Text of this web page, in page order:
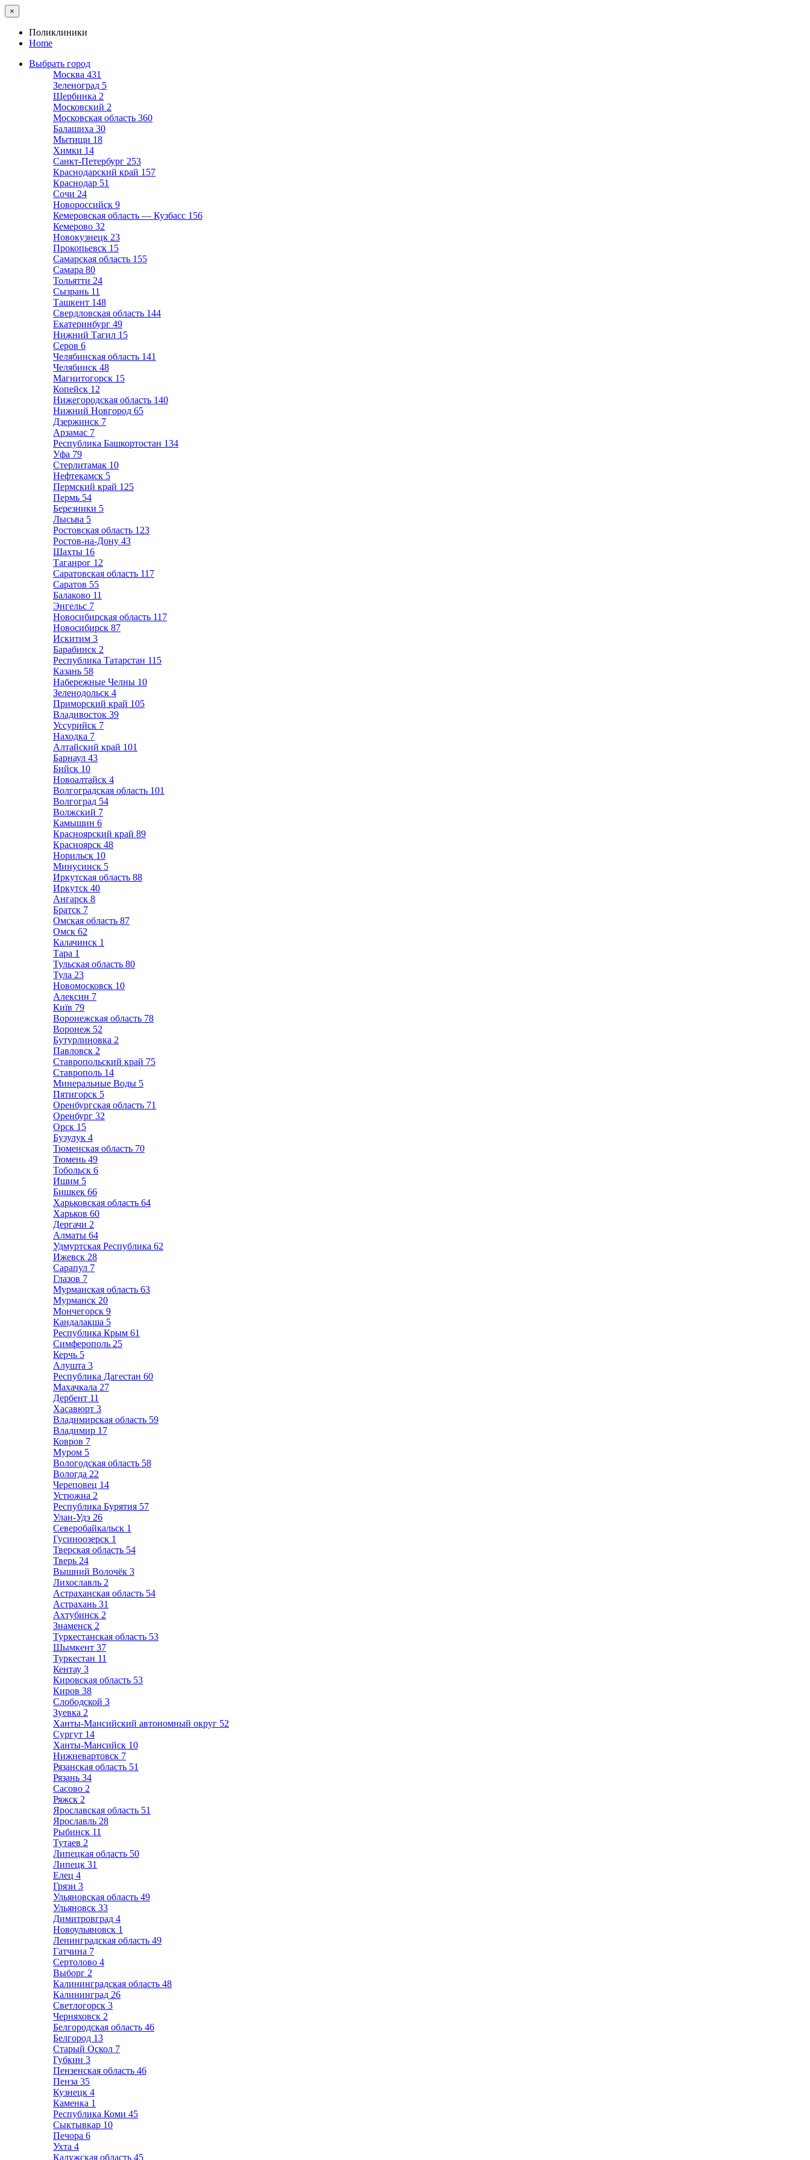
×
Поликлиники
Home
Выбрать город
Москва 431
Зеленоград 5
Щербинка 2
Московский 2
Московская область 360
Балашиха 30
Мытищи 18
Химки 14
Санкт-Петербург 253
Краснодарский край 157
Краснодар 51
Сочи 24
Новороссийск 9
Кемеровская область — Кузбасс 156
Кемерово 32
Новокузнецк 23
Прокопьевск 15
Самарская область 155
Самара 80
Тольятти 24
Сызрань 11
Ташкент 148
Свердловская область 144
Екатеринбург 49
Нижний Тагил 15
Серов 6
Челябинская область 141
Челябинск 48
Магнитогорск 15
Копейск 12
Нижегородская область 140
Нижний Новгород 65
Дзержинск 7
Арзамас 7
Республика Башкортостан 134
Уфа 79
Стерлитамак 10
Нефтекамск 5
Пермский край 125
Пермь 54
Березники 5
Лысьва 5
Ростовская область 123
Ростов-на-Дону 43
Шахты 16
Таганрог 12
Саратовская область 117
Саратов 55
Балаково 11
Энгельс 7
Новосибирская область 117
Новосибирск 87
Искитим 3
Барабинск 2
Республика Татарстан 115
Казань 58
Набережные Челны 10
Зеленодольск 4
Приморский край 105
Владивосток 39
Уссурийск 7
Находка 7
Алтайский край 101
Барнаул 43
Бийск 10
Новоалтайск 4
Волгоградская область 101
Волгоград 54
Волжский 7
Камышин 6
Красноярский край 89
Красноярск 48
Норильск 10
Минусинск 5
Иркутская область 88
Иркутск 40
Ангарск 8
Братск 7
Омская область 87
Омск 62
Калачинск 1
Тара 1
Тульская область 80
Тула 23
Новомосковск 10
Алексин 7
Київ 79
Воронежская область 78
Воронеж 52
Бутурлиновка 2
Павловск 2
Ставропольский край 75
Ставрополь 14
Минеральные Воды 5
Пятигорск 5
Оренбургская область 71
Оренбург 32
Орск 15
Бузулук 4
Тюменская область 70
Тюмень 49
Тобольск 6
Ишим 5
Бишкек 66
Харьковская область 64
Харьков 60
Дергачи 2
Алматы 64
Удмуртская Республика 62
Ижевск 28
Сарапул 7
Глазов 7
Мурманская область 63
Мурманск 20
Мончегорск 9
Кандалакша 5
Республика Крым 61
Симферополь 25
Керчь 5
Алушта 3
Республика Дагестан 60
Махачкала 27
Дербент 11
Хасавюрт 3
Владимирская область 59
Владимир 17
Ковров 7
Муром 5
Вологодская область 58
Вологда 22
Череповец 14
Устюжна 2
Республика Бурятия 57
Улан-Удэ 26
Северобайкальск 1
Гусиноозерск 1
Тверская область 54
Тверь 24
Вышний Волочёк 3
Лихославль 2
Астраханская область 54
Астрахань 31
Ахтубинск 2
Знаменск 2
Туркестанская область 53
Шымкент 37
Туркестан 11
Кентау 3
Кировская область 53
Киров 38
Слободской 3
Зуевка 2
Ханты-Мансийский автономный округ 52
Сургут 14
Ханты-Мансийск 10
Нижневартовск 7
Рязанская область 51
Рязань 34
Сасово 2
Ряжск 2
Ярославская область 51
Ярославль 28
Рыбинск 11
Тутаев 2
Липецкая область 50
Липецк 31
Елец 4
Грязи 3
Ульяновская область 49
Ульяновск 33
Димитровград 4
Новоульяновск 1
Ленинградская область 49
Гатчина 7
Сертолово 4
Выборг 2
Калининградская область 48
Калининград 26
Светлогорск 3
Черняховск 2
Белгородская область 46
Белгород 13
Старый Оскол 7
Губкин 3
Пензенская область 46
Пенза 35
Кузнецк 4
Каменка 1
Республика Коми 45
Сыктывкар 10
Печора 6
Ухта 4
Калужская область 45